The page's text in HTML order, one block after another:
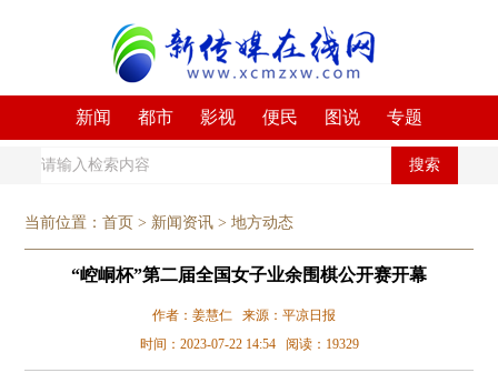
新闻 都市 影视 便民 图说 专题
搜索
当前位置：首页 > 新闻资讯 >地方动态
“崆峒杯”第二届全国女子业余围棋公开赛开幕
作者：姜慧仁 来源：平凉日报
时间：2023-07-22 14:54 阅读：19329